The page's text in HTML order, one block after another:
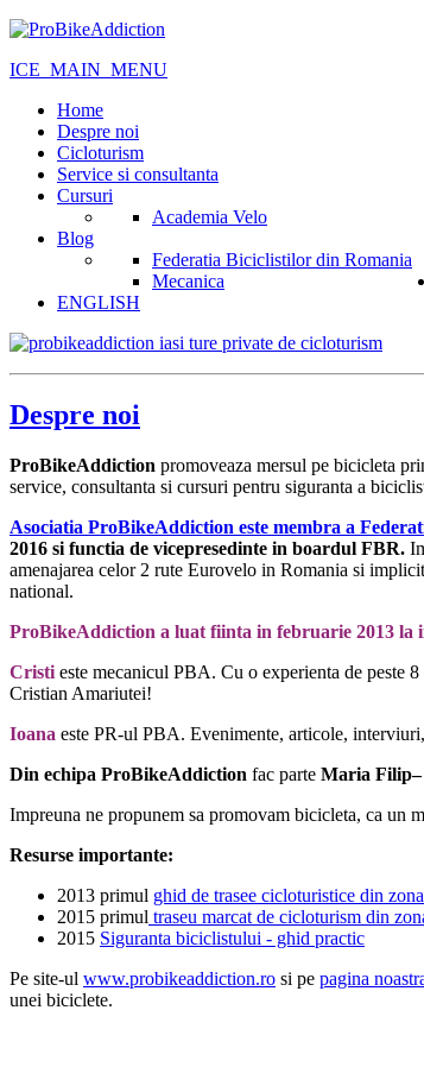
ICE_MAIN_MENU
Home
Despre noi
Cicloturism
Service si consultanta
Cursuri
Academia Velo
Blog
Federatia Biciclistilor din Romania
Mecanica
ENGLISH
Despre noi
ProBikeAddiction promoveaza mersul pe bicicleta
service, consultanta si cursuri pentru siguranta a
Asociatia ProBikeAddiction este membra a
2016 si functia de vicepresedinte in boardul FBR.
amenajarea celor 2 rute Eurovelo in Romania si
national.
ProBikeAddiction a luat fiinta in februarie 2013
Cristi este mecanicul PBA. Cu o experienta de peste
Cristian Amariutei!
Ioana este PR-ul PBA. Evenimente, articole,
Din echipa ProBikeAddiction fac parte Maria Filip–
Impreuna ne propunem sa promovam bicicleta, ca un
Resurse importante:
2013 primul ghid de trasee cicloturistice din
2015 primul traseu marcat de cicloturism din
2015 Siguranta biciclistului - ghid practic
Pe site-ul www.probikeaddiction.ro si pe pagina
unei biciclete.